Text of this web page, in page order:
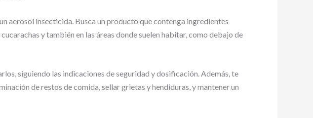
aerosol insecticida. Busca un producto que contenga ingredientes
y también en las áreas donde suelen habitar, como debajo de
siguiendo las indicaciones de seguridad y dosificación. Además, te
de restos de comida, sellar grietas y hendiduras, y mantener un